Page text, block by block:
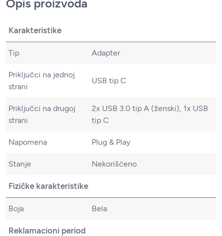
Opis proizvoda
Karakteristike
Tip Adapter
Priključci na jednoj
strani
USB tip C
Priključci na drugoj
strani
2x USB 3.0 tip A (ženski), 1x USB
tip C
Napomena Plug & Play
Stanje Nekorišćeno
Fizičke karakteristike
Boja Bela
Reklamacioni period